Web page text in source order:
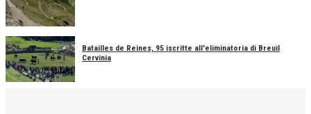
Batailles de Reines, 95 iscritte all'eliminatoria di Breuil
Cervinia